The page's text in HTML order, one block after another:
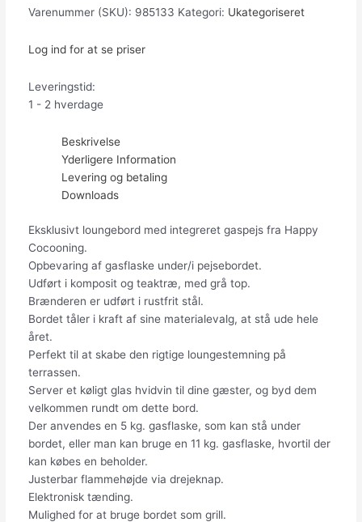
Varenummer (SKU): 985133 Kategori: Ukategoriseret
Log ind for at se priser
Leveringstid:
1 - 2 hverdage
Beskrivelse
Yderligere Information
Levering og betaling
Downloads
Eksklusivt loungebord med integreret gaspejs fra Happy
Cocooning.
Opbevaring af gasflaske under/i pejsebordet.
Udført i komposit og teaktræ, med grå top.
Brænderen er udført i rustfrit stål.
Bordet tåler i kraft af sine materialevalg, at stå ude hele
året.
Perfekt til at skabe den rigtige loungestemning på
terrassen.
Server et køligt glas hvidvin til dine gæster, og byd dem
velkommen rundt om dette bord.
Der anvendes en 5 kg. gasflaske, som kan stå under
bordet, eller man kan bruge en 11 kg. gasflaske, hvortil der
kan købes en beholder.
Justerbar flammehøjde via drejeknap.
Elektronisk tænding.
Mulighed for at bruge bordet som grill.